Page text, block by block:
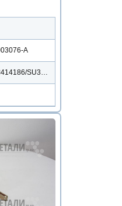
А
2141-3414186/SU390016